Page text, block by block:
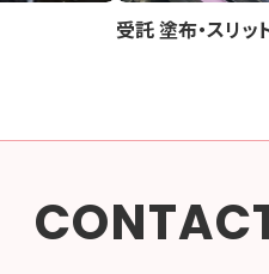
受託 塗布・スリッ